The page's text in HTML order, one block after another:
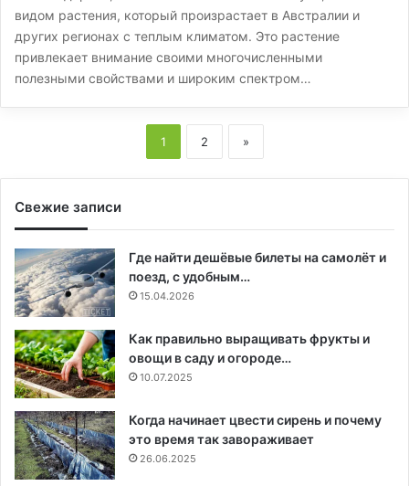
видом растения, который произрастает в Австралии и
других регионах с теплым климатом. Это растение
привлекает внимание своими многочисленными
полезными свойствами и широким спектром…
1 2 »
Свежие записи
Где найти дешёвые билеты на самолёт и
поезд, с удобным…
15.04.2026
Как правильно выращивать фрукты и
овощи в саду и огороде…
10.07.2025
Когда начинает цвести сирень и почему
это время так завораживает
26.06.2025